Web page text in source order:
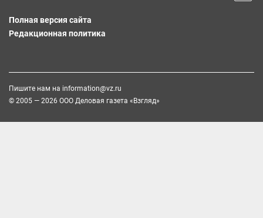
Полная версия сайта
Редакционная политика
Пишите нам на information@vz.ru
© 2005 — 2026 ООО Деловая газета «Взгляд»